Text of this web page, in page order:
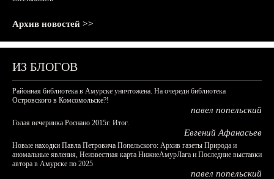
Архив новостей >>
ИЗ БЛОГОВ
Районная библиотека в Амурске уничтожена. На очереди библиотека
Островского в Комсомольске?!
павел попельский
Голая вечеринка Роснано 2015г. Итог.
Евгений Афанасьев
Новые находки Павла Петровича Попельского: Архив газеты Природа и
аномальные явления, Неизвестная карта НижнеАмурЛага и Последние выставки
автора в Амурске по 2025
павел попельский